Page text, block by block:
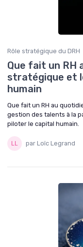
Rôle stratégique du DRH
Que fait un RH
stratégique et
humain
Que fait un RH au
gestion des talents à la
piloter le capital humain.
par Loïc Legrand